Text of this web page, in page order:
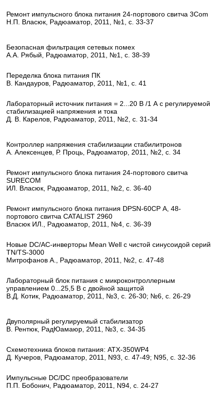
Ремонт импульсного блока питания 24-портового свитча 3Com
Н.П. Власюк, Радюаматор, 2011, №1, с. 33-37
Безопасная фильтрация сетевых помех
А.А. Рябый, Радюаматор, 2011, №1, с. 38-39
Переделка блока питания ПК
В. Кандауров, Радюаматор, 2011, №1, с. 41
Лабораторный источник питания = 2...20 В /1 А с регулируемой
стабилизацией напряжения и тока
Д. В. Карелов, Радюаматор, 2011, №2, с. 31-34
Контроллер напряжения стабилизации стабилитронов
А. Алексенцев, Р. Проць, Радюаматор, 2011, №2, с. 34
Ремонт импульсного блока питания 24-портового свитча
SURECOM
ИЛ. Власюк, Радюаматор, 2011, №2, с. 36-40
Ремонт импульсного блока питания DPSN-60CP А, 48-
портового свитча CATALIST 2960
Власюк ИЛ., Радюаматор, 2011, №4, с. 36-39
Новые DC/AC-инверторы Mean Well с чистой синусоидой серий
TN/TS-3000
Митрофанов А., Радюаматор, 2011, №2, с. 47-48
Лабораторный блок питания с микроконтроллерным
управлением 0...25,5 В с двойной защитой
В.Д. Котик, Радюаматор, 2011, №3, с. 26-30; №6, с. 26-29
Двуполярный регулируемый стабилизатор
В. Рентюк, РадЮамаюр, 2011, №3, с. 34-35
Схемотехника блоков питания: ATX-350WP4
Д. Кучеров, Радюаматор, 2011, N93, с. 47-49; N95, с. 32-36
Импульсные DC/DC преобразователи
П.П. Бобонич, Радюаматор, 2011, N94, с. 24-27